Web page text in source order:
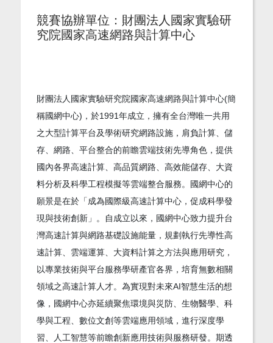
競賽協辦單位：財團法人國家實驗研
究院國家高速網路與計算中心
財團法人國家實驗研究院國家高速網路與計算中心(簡
稱國網中心)，於1991年成立，擁有全台灣唯一共用
之大型計算平台及學術研究網路設施，肩負計算、儲
存、網路、平台整合的前瞻雲端技術先導角色，提供
國內各界高速計算、高品質網路、高效能儲存、大資
料分析及科學工程模擬等雲端整合服務。國網中心的
願景是在於「成為國際級高速計算中心，促成科學發
現與技術創新」。自成立以來，國網中心致力提升台
灣高速計算與網路基礎設施能量，規劃執行先導性高
速計算、雲端運算、大資料計算之方法與應用研究，
以專業技術與平台服務學研產官各界，培育無數相關
領域之高速計算人才。為實現對未來AI智慧生活的想
像，國網中心亦延續聚焦環境與災防、生物醫學、科
學與工程、數位文創等雲端應用領域，進行深度學
習、人工智慧等前瞻創新應用技術與服務研發。期透